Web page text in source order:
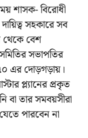
শাসক- বিরোধী
সহকারে সব
বেশ
সভাপতির
এর দোড়গড়ায়।
প্ল্যানের প্রকৃত
তার সমবয়সীরা
পারবেন না